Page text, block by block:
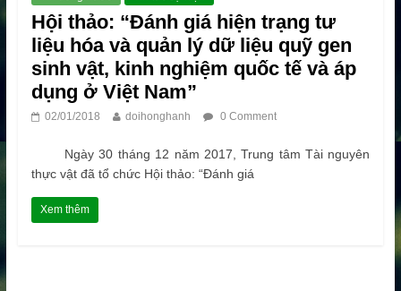
Hội thảo: “Đánh giá hiện trạng tư
liệu hóa và quản lý dữ liệu quỹ gen
sinh vật, kinh nghiệm quốc tế và áp
dụng ở Việt Nam”
02/01/2018 doihonghanh 0 Comment
Ngày 30 tháng 12 năm 2017, Trung tâm Tài nguyên
thực vật đã tổ chức Hội thảo: “Đánh giá
Xem thêm